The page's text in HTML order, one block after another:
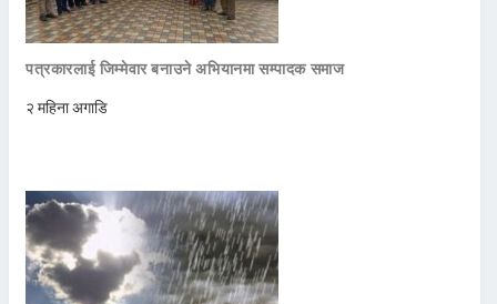
पत्रकारलाई जिम्मेवार बनाउने अभियानमा सम्पादक समाज
२ महिना अगाडि